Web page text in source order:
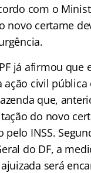
com o
novo certame
já afirmou que
ação civil pública
que,
do novo
pelo INSS.
do DF, a
será